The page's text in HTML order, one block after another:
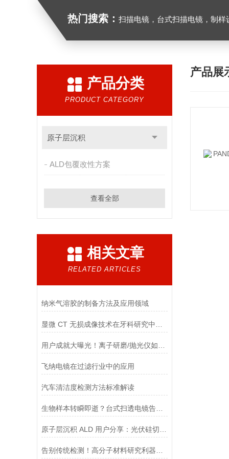
热门搜索： 扫描电镜，台式扫描电镜，制样设备CP离子研磨仪，原位样品
产品分类
PRODUCT CATEGORY
原子层沉积
ALD包覆改性方案
查看全部
相关文章
RELATED ARTICLES
纳米气溶胶的制备方法及应用领域
飞纳电镜在过滤行业中的应用
汽车清洁度检测方法标准解读
生物样本转瞬即逝？台式扫透电镜告别档期焦虑！
产品展